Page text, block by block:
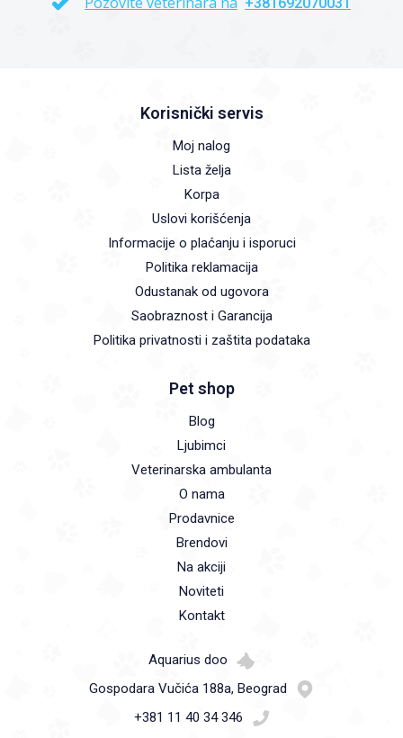
Korisnički servis
Moj nalog
Lista želja
Korpa
Uslovi korišćenja
Informacije o plaćanju i isporuci
Politika reklamacija
Odustanak od ugovora
Saobraznost i Garancija
Politika privatnosti i zaštita podataka
Pet shop
Blog
Ljubimci
Veterinarska ambulanta
O nama
Prodavnice
Brendovi
Na akciji
Noviteti
Kontakt
Aquarius doo
Gospodara Vučića 188a, Beograd
+381 11 40 34 346